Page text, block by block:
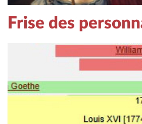
Frise des